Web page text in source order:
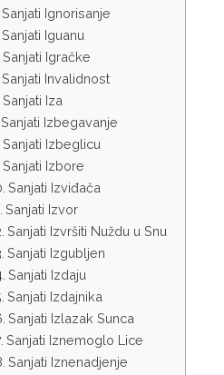
Sanjati Ignorisanje
Sanjati Iguanu
Sanjati Igračke
Sanjati Invalidnost
Sanjati Iza
Sanjati Izbegavanje
Sanjati Izbeglicu
Sanjati Izbore
Sanjati Izviđača
Sanjati Izvor
Sanjati Izvršiti Nuždu u Snu
Sanjati Izgubljen
Sanjati Izdaju
Sanjati Izdajnika
Sanjati Izlazak Sunca
Sanjati Iznemoglo Lice
Sanjati Iznenadjenje